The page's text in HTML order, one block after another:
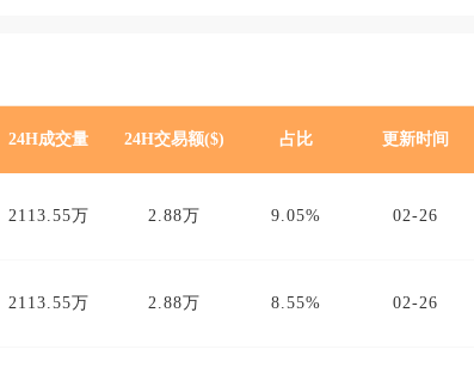
24H成交量 24H交易额($) 占比 更新时间
2113.55万 2.88万 9.05% 02-26
2113.55万 2.88万 8.55% 02-26